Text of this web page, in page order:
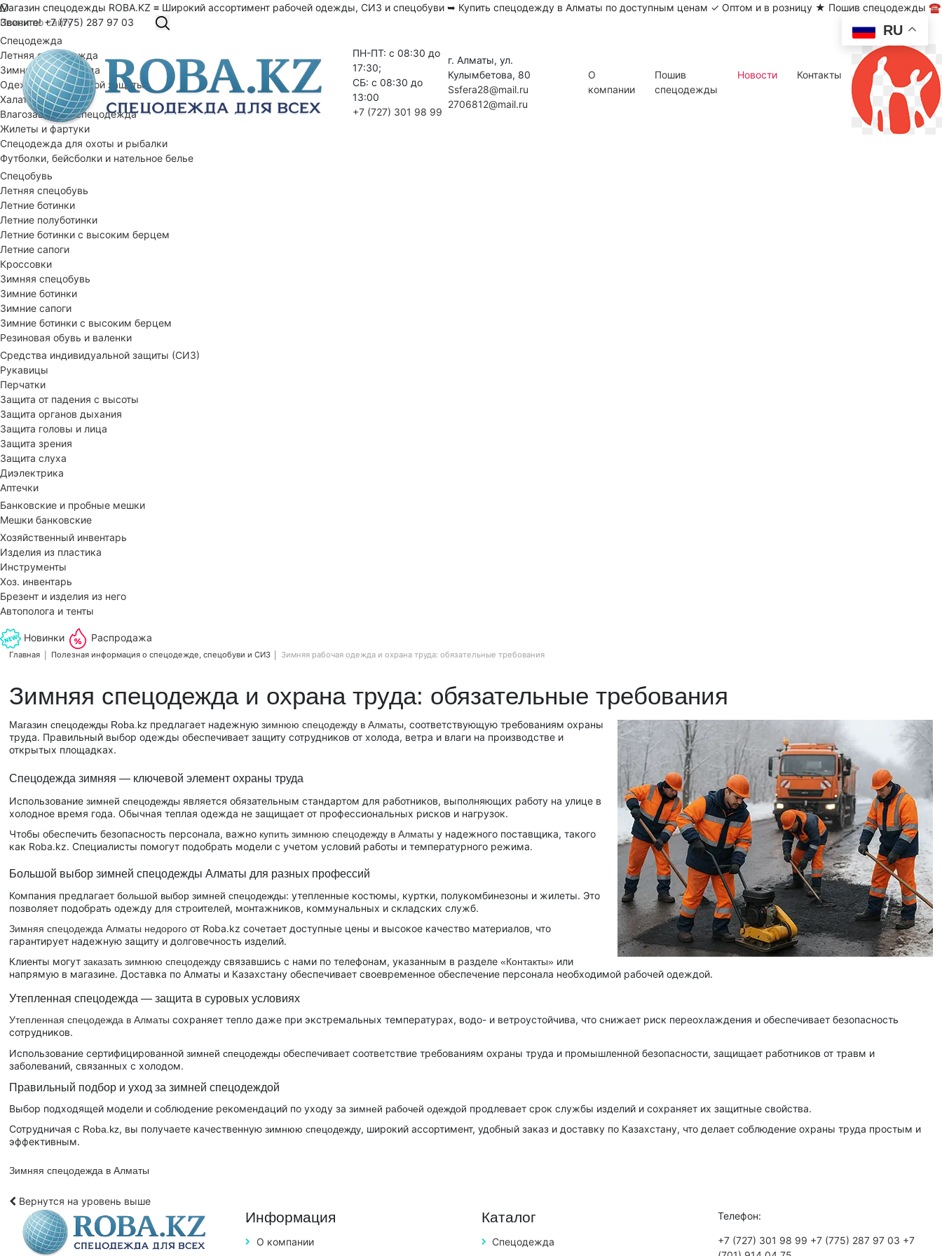
Магазин спецодежды ROBA.KZ ≡ Широкий ассортимент рабочей одежды, СИЗ и спецобуви ➥ Купить спецодежду в Алматы по доступным ценам ✓ Оптом и в розницу ★ Пошив спецодежды ☎
Звоните! +7 (775) 287 97 03
ПН-ПТ: c 08:30 до
17:30;
СБ: c 08:30 до
13:00
+7 (727) 301 98 99
г. Алматы, ул.
Кулымбетова, 80
Ssfera28@mail.ru
2706812@mail.ru
О
компании
Пошив
спецодежды
Новости Контакты
RU
Спецодежда
Летняя спецодежда
Зимняя спецодежда
Одежда специальной защиты
Халаты рабочие
Влагозащитная спецодежда
Жилеты и фартуки
Спецодежда для охоты и рыбалки
Футболки, бейсболки и нательное белье
Спецобувь
Летняя спецобувь
Летние ботинки
Летние полуботинки
Летние ботинки с высоким берцем
Летние сапоги
Кроссовки
Зимняя спецобувь
Зимние ботинки
Зимние сапоги
Зимние ботинки с высоким берцем
Резиновая обувь и валенки
Средства индивидуальной защиты (СИЗ)
Рукавицы
Перчатки
Защита от падения с высоты
Защита органов дыхания
Защита головы и лица
Защита зрения
Защита слуха
Диэлектрика
Аптечки
Банковские и пробные мешки
Мешки банковские
Хозяйственный инвентарь
Изделия из пластика
Инструменты
Хоз. инвентарь
Брезент и изделия из него
Автополога и тенты
Новинки Распродажа
Главная Полезная информация о спецодежде, спецобуви и СИЗ Зимняя рабочая одежда и охрана труда: обязательные требования
Зимняя спецодежда и охрана труда: обязательные требования
Магазин спецодежды Roba.kz предлагает надежнуюзимнюю спецодежду вАлматы, соответствующую требованиям охраны
труда. Правильный выбор одежды обеспечивает защиту сотрудников от холода, ветра и влаги на производстве и
открытых площадках.
Спецодежда зимняя — ключевой элемент охраны труда
Использованиезимней спецодежды является обязательным стандартом для работников, выполняющих работу на улице в
холодное время года. Обычная теплая одежда не защищает от профессиональных рисков и нагрузок.
Чтобы обеспечить безопасность персонала, важно купить зимнюю спецодежду в Алматы у надежного поставщика, такого
как Roba.kz. Специалисты помогут подобрать модели с учетом условий работы и температурного режима.
Большой выбор зимней спецодежды Алматы для разных профессий
Компания предлагаетбольшой выбор зимней спецодежды: утепленные костюмы, куртки, полукомбинезоны и жилеты. Это
позволяет подобрать одежду для строителей, монтажников, коммунальных и складских служб.
Зимняя спецодежда Алматы недорого от Roba.kz сочетает доступные цены и высокое качество материалов, что
гарантирует надежную защиту и долговечность изделий.
Клиенты могутзаказать зимнюю спецодежду связавшись с нами по телефонам, указанным в разделе«Контакты» или
напрямую в магазине. Доставка по Алматы и Казахстану обеспечивает своевременное обеспечение персонала необходимой рабочей одеждой.
Утепленная спецодежда — защита в суровых условиях
Утепленная спецодежда вАлматы сохраняет тепло даже при экстремальных температурах, водо- и ветроустойчива, что снижает риск переохлаждения и обеспечивает безопасность
сотрудников.
Использование сертифицированнойзимней спецодежды обеспечивает соответствие требованиям охраны труда и промышленной безопасности, защищает работников от травм и
заболеваний, связанных с холодом.
Правильный подбор и уход за зимней спецодеждой
Выбор подходящей модели и соблюдение рекомендаций по уходу зазимней рабочей одеждой продлевает срок службы изделий и сохраняет их защитные свойства.
Сотрудничая с Roba.kz, вы получаете качественнуюзимнюю спецодежду, широкий ассортимент, удобный заказ и доставку по Казахстану, что делает соблюдение охраны труда простым и
эффективным.
Зимняя спецодежда в Алматы
Вернутся на уровень выше
Информация
О компании
Каталог
Спецодежда
Телефон:
+7 (727) 301 98 99 +7 (775) 287 97 03 +7